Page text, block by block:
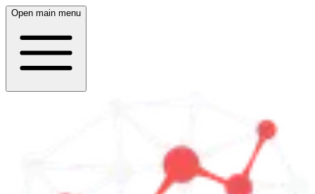
Open main menu